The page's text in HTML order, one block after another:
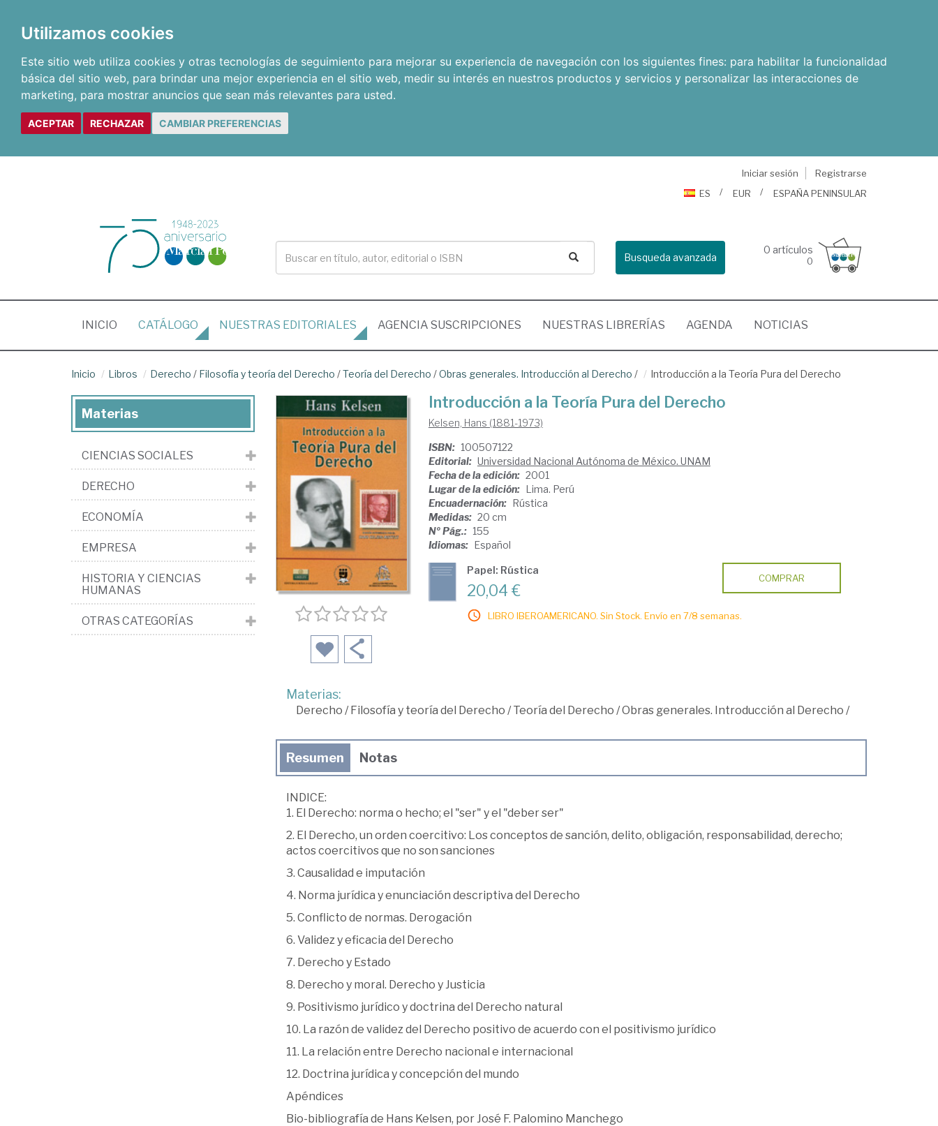
Utilizamos cookies
Este sitio web utiliza cookies y otras tecnologías de seguimiento para mejorar su experiencia de navegación con los siguientes fines: para habilitar la funcionalidad
básica del sitio web, para brindar una mejor experiencia en el sitio web, medir su interés en nuestros productos y servicios y personalizar las interacciones de
marketing, para mostrar anuncios que sean más relevantes para usted.
ACEPTAR RECHAZAR CAMBIAR PREFERENCIAS
Iniciar sesión
Registrarse
ES
EUR ESPAÑA PENINSULAR
Busqueda avanzada
0 artículos
0
INICIO (CURRENT)
CATÁLOGO NUESTRAS EDITORIALES AGENCIA SUSCRIPCIONES NUESTRAS LIBRERÍAS AGENDA NOTICIAS
Inicio Libros Derecho / Filosofía y teoría del Derecho /Teoría del Derecho /Obras generales. Introducción al Derecho / Introducción a la Teoría Pura del Derecho
Introducción a la Teoría Pura del Derecho
Kelsen, Hans (1881-1973)
ISBN: 100507122
Editorial: Universidad Nacional Autónoma de México. UNAM
Fecha de la edición: 2001
Lugar de la edición: Lima. Perú
Encuadernación: Rústica
Medidas: 20 cm
Nº Pág.: 155
Idiomas: Español
Papel: Rústica
20,04 €
LIBRO IBEROAMERICANO. Sin Stock. Envío en 7/8 semanas.
COMPRAR
Materias:
Derecho /Filosofía y teoría del Derecho /Teoría del Derecho /Obras generales. Introducción al Derecho /
Resumen Notas
INDICE:
1. El Derecho: norma o hecho; el "ser" y el "deber ser"
2. El Derecho, un orden coercitivo: Los conceptos de sanción, delito, obligación, responsabilidad, derecho;
actos coercitivos que no son sanciones
3. Causalidad e imputación
4. Norma jurídica y enunciación descriptiva del Derecho
5. Conflicto de normas. Derogación
6. Validez y eficacia del Derecho
7. Derecho y Estado
8. Derecho y moral. Derecho y Justicia
9. Positivismo jurídico y doctrina del Derecho natural
10. La razón de validez del Derecho positivo de acuerdo con el positivismo jurídico
11. La relación entre Derecho nacional e internacional
12. Doctrina jurídica y concepción del mundo
Apéndices
Bio-bibliografía de Hans Kelsen, por José F. Palomino Manchego
Materias
CIENCIAS SOCIALES
DERECHO
ECONOMÍA
EMPRESA
HISTORIA Y CIENCIAS
HUMANAS
OTRAS CATEGORÍAS